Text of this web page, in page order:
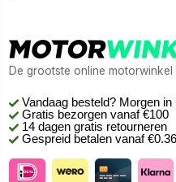
De grootste online motorwinkel
Vandaag besteld? Morgen in
Gratis bezorgen vanaf €100
14 dagen gratis retourneren
Gespreid betalen vanaf